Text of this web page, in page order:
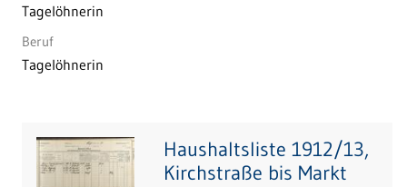
Tagelöhnerin
Beruf
Tagelöhnerin
Haushaltsliste 1912/13,
Kirchstraße bis Markt